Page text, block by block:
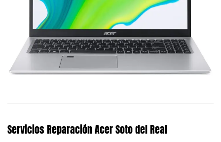
Servicios Reparación Acer Soto del Real